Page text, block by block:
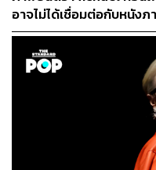
อาจไม่ได้เชื่อมต่อกับหนังภ